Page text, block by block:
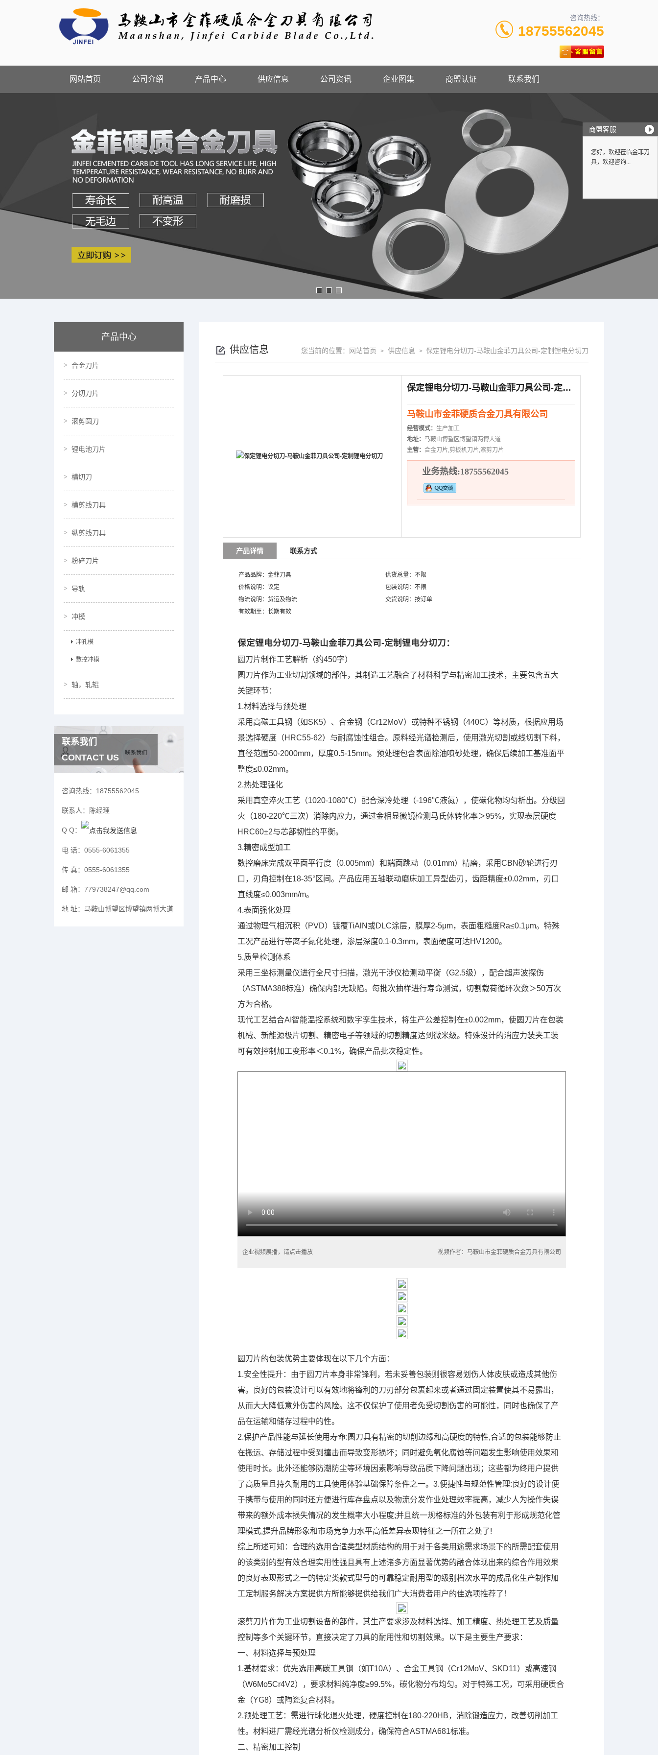
咨询热线：
18755562045
网站首页 公司介绍 产品中心 供应信息 公司资讯 企业图集 商盟认证 联系我们
产品中心
合金刀片
分切刀片
滚剪圆刀
锂电池刀片
横切刀
横剪线刀具
纵剪线刀具
粉碎刀片
导轨
冲模
冲孔模
数控冲模
轴，轧辊
联系我们
CONTACT US
咨询热线： 18755562045
联系人： 陈经理
Q Q：
电 话： 0555-6061355
传 真： 0555-6061355
邮 箱： 779738247@qq.com
地 址： 马鞍山博望区博望镇两博大道
供应信息 您当前的位置： 网站首页 > 供应信息 > 保定锂电分切刀-马鞍山金菲刀具公司-定制锂电分切刀
保定锂电分切刀-马鞍山金菲刀具公司-定制锂电分切刀
马鞍山市金菲硬质合金刀具有限公司
经营模式： 生产加工
地址： 马鞍山博望区博望镇两博大道
主营： 合金刀片,剪板机刀片,滚剪刀片
业务热线:18755562045
产品详情 联系方式
产品品牌：金菲刀具
供货总量：不限
价格说明：议定
包装说明：不限
物流说明：货运及物流
交货说明：按订单
有效期至：长期有效
保定锂电分切刀-马鞍山金菲刀具公司-定制锂电分切刀：
圆刀片制作工艺解析（约450字）
圆刀片作为工业切割领域的部件，其制造工艺融合了材料科学与精密加工技术，主要包含五大
关键环节：
1.材料选择与预处理
采用高碳工具钢（如SK5）、合金钢（Cr12MoV）或特种不锈钢（440C）等材质，根据应用场
景选择硬度（HRC55-62）与耐腐蚀性组合。原料经光谱检测后，使用激光切割或线切割下料，
直径范围50-2000mm，厚度0.5-15mm。预处理包含表面除油喷砂处理，确保后续加工基准面平
整度≤0.02mm。
2.热处理强化
采用真空淬火工艺（1020-1080℃）配合深冷处理（-196℃液氮），使碳化物均匀析出。分级回
火（180-220℃三次）消除内应力，通过金相显微镜检测马氏体转化率＞95%，实现表层硬度
HRC60±2与芯部韧性的平衡。
3.精密成型加工
数控磨床完成双平面平行度（0.005mm）和端面跳动（0.01mm）精磨，采用CBN砂轮进行刃
口，刃角控制在18-35°区间。产品应用五轴联动磨床加工异型齿刃，齿距精度±0.02mm，刃口
直线度≤0.003mm/m。
4.表面强化处理
通过物理气相沉积（PVD）镀覆TiAlN或DLC涂层，膜厚2-5μm，表面粗糙度Ra≤0.1μm。特殊
工况产品进行等离子氮化处理，渗层深度0.1-0.3mm，表面硬度可达HV1200。
5.质量检测体系
采用三坐标测量仪进行全尺寸扫描，激光干涉仪检测动平衡（G2.5级），配合超声波探伤
（ASTMA388标准）确保内部无缺陷。每批次抽样进行寿命测试，切割载荷循环次数＞50万次
方为合格。
现代工艺结合AI智能温控系统和数字孪生技术，将生产公差控制在±0.002mm，使圆刀片在包装
机械、新能源极片切割、精密电子等领域的切割精度达到微米级。特殊设计的消应力装夹工装
可有效控制加工变形率＜0.1%，确保产品批次稳定性。
企业视频展播，请点击播放 视频作者：马鞍山市金菲硬质合金刀具有限公司
圆刀片的包装优势主要体现在以下几个方面：
1.安全性提升：由于圆刀片本身非常锋利，若未妥善包装则很容易划伤人体皮肤或造成其他伤
害。良好的包装设计可以有效地将锋利的刀刃部分包裹起来或者通过固定装置使其不易露出，
从而大大降低意外伤害的风险。这不仅保护了使用者免受切割伤害的可能性，同时也确保了产
品在运输和储存过程中的性。
2.保护产品性能与延长使用寿命:圆刀具有精密的切削边缘和高硬度的特性,合适的包装能够防止
在搬运、存储过程中受到撞击而导致变形损坏；同时避免氧化腐蚀等问题发生影响使用效果和
使用时长。此外还能够防潮防尘等环境因素影响导致品质下降问题出现；这些都为终用户提供
了高质量且持久耐用的工具使用体验基础保障条件之一。3.便捷性与规范性管理:良好的设计便
于携带与使用的同时还方便进行库存盘点以及物流分发作业处理效率提高，减少人为操作失误
带来的额外成本损失情况的发生概率大小程度;并且统一规格标准的外包装有利于形成规范化管
理模式,提升品牌形象和市场竞争力水平高低差异表现特征之一所在之处了!
综上所述可知：合理的选用合适类型材质结构的用于对于各类用途需求场景下的所需配套使用
的该类别的型有效合理实用性强且具有上述诸多方面显著优势的融合体现出来的综合作用效果
的良好表现形式之一的特定类款式型号的可靠稳定耐用型的级别档次水平的成品化生产制作加
工定制服务解决方案提供方所能够提供给我们广大消费者用户的佳选项推荐了！
滚剪刀片作为工业切割设备的部件，其生产要求涉及材料选择、加工精度、热处理工艺及质量
控制等多个关键环节，直接决定了刀具的耐用性和切割效果。以下是主要生产要求：
一、材料选择与预处理
1.基材要求：优先选用高碳工具钢（如T10A）、合金工具钢（Cr12MoV、SKD11）或高速钢
（W6Mo5Cr4V2），要求材料纯净度≥99.5%，碳化物分布均匀。对于特殊工况，可采用硬质合
金（YG8）或陶瓷复合材料。
2.预处理工艺：需进行球化退火处理，硬度控制在180-220HB，消除锻造应力，改善切削加工
性。材料进厂需经光谱分析仪检测成分，确保符合ASTMA681标准。
二、精密加工控制
商盟客服
您好，欢迎莅临金菲刀
具，欢迎咨询...